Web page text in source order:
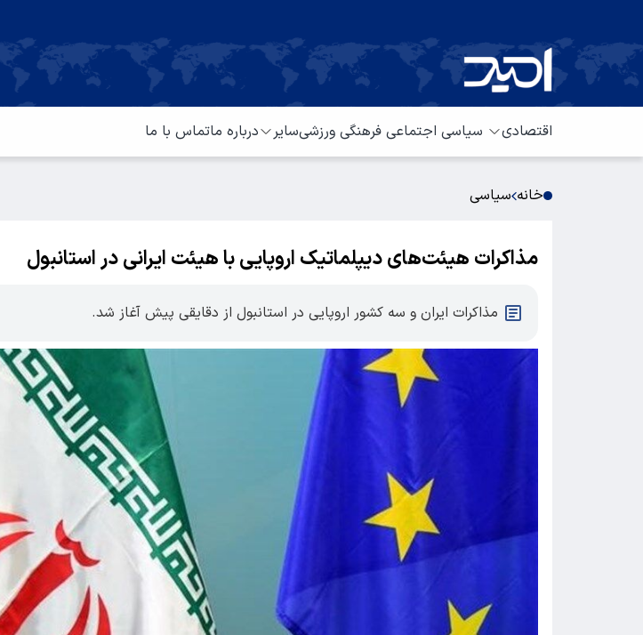
اقتصادی سیاسی اجتماعی فرهنگی ورزشیسایر درباره ماتماس با ما
خانه سیاسی
مذاکرات هیئت‌های دیپلماتیک اروپایی با هیئت ایرانی در استانبول
مذاکرات ایران و سه کشور اروپایی در استانبول از دقایقی پیش آغاز شد.